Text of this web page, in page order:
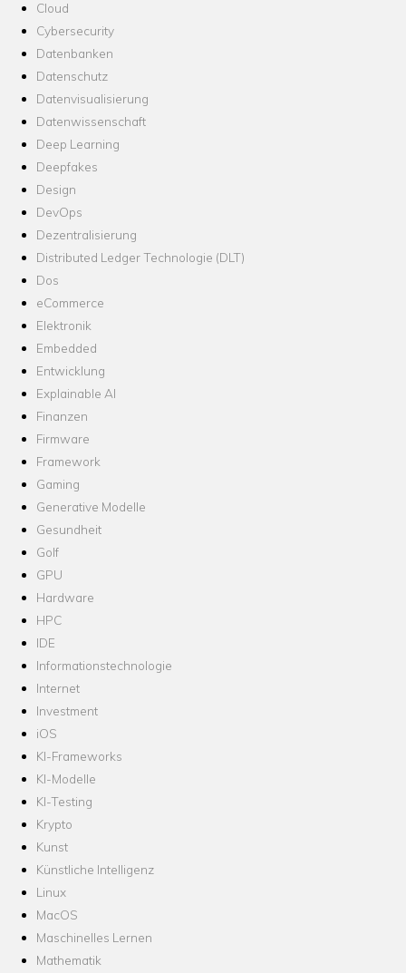
Cloud
Cybersecurity
Datenbanken
Datenschutz
Datenvisualisierung
Datenwissenschaft
Deep Learning
Deepfakes
Design
DevOps
Dezentralisierung
Distributed Ledger Technologie (DLT)
Dos
eCommerce
Elektronik
Embedded
Entwicklung
Explainable AI
Finanzen
Firmware
Framework
Gaming
Generative Modelle
Gesundheit
Golf
GPU
Hardware
HPC
IDE
Informationstechnologie
Internet
Investment
iOS
KI-Frameworks
KI-Modelle
KI-Testing
Krypto
Kunst
Künstliche Intelligenz
Linux
MacOS
Maschinelles Lernen
Mathematik